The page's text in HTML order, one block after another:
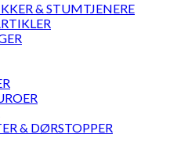
& STUMTJENERE
& DØRSTOPPER